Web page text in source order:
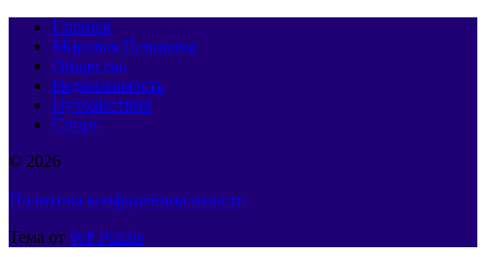
Главная
Мировая Панорама
Общество
Недвижимость
Путешествия
Спорт
© 2026
Политика конфиденциальности
Тема от WP Puzzle